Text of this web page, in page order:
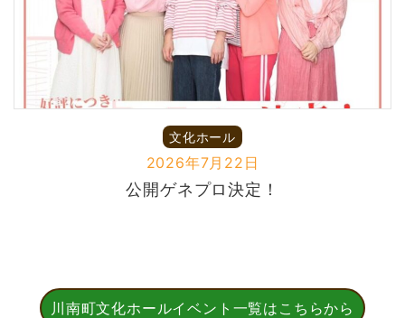
文化ホール
2026年7月22日
公開ゲネプロ決定！
川南町文化ホールイベント一覧はこちらから